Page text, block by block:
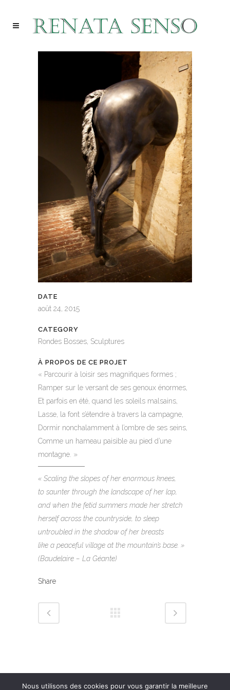
DATE
août 24, 2015
CATEGORY
Rondes Bosses, Sculptures
À PROPOS DE CE PROJET
« Parcourir à loisir ses magnifiques formes ;
Ramper sur le versant de ses genoux énormes,
Et parfois en été, quand les soleils malsains,
Lasse, la font s’étendre à travers la campagne,
Dormir nonchalamment à l’ombre de ses seins,
Comme un hameau paisible au pied d’une
montagne. »
« Scaling the slopes of her enormous knees,
to saunter through the landscape of her lap,
and when the fetid summers made her stretch
herself across the countryside, to sleep
untroubled in the shadow of her breasts
like a peaceful village at the mountain’s base. »
(Baudelaire – La Géante)
Share
Nous utilisons des cookies pour vous garantir la meilleure